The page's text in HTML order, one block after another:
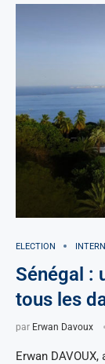
ELECTION
Sénégal :
tous les
par Erwan Davoux
Erwan